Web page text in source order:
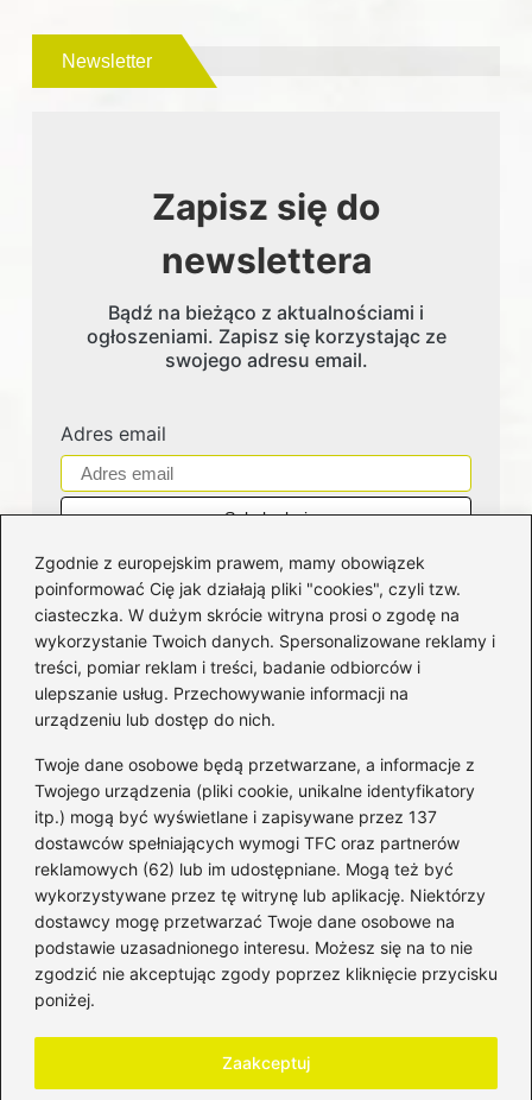
Zgodnie z europejskim prawem, mamy obowiązek
poinformować Cię jak działają pliki "cookies", czyli tzw.
ciasteczka. W dużym skrócie witryna prosi o zgodę na
wykorzystanie Twoich danych. Spersonalizowane reklamy i
treści, pomiar reklam i treści, badanie odbiorców i
ulepszanie usług. Przechowywanie informacji na
urządzeniu lub dostęp do nich.
Twoje dane osobowe będą przetwarzane, a informacje z
Twojego urządzenia (pliki cookie, unikalne identyfikatory
itp.) mogą być wyświetlane i zapisywane przez 137
dostawców spełniających wymogi TFC oraz partnerów
reklamowych (62) lub im udostępniane. Mogą też być
wykorzystywane przez tę witrynę lub aplikację. Niektórzy
dostawcy mogę przetwarzać Twoje dane osobowe na
podstawie uzasadnionego interesu. Możesz się na to nie
zgodzić nie akceptując zgody poprzez kliknięcie przycisku
poniżej.
Zaakceptuj
Newsletter
Zapisz się do
newslettera
Bądź na bieżąco z aktualnościami i
ogłoszeniami. Zapisz się korzystając ze
swojego adresu email.
Adres email
Kategorie
Bankowość (181)
Fundusze
(36)
Giełda(28)
Inwestycje(49)
Rentowność(32)
Rozliczenia(196)
Świadczenia socjalne(59)
Waluty(21)
Windykacja(49)